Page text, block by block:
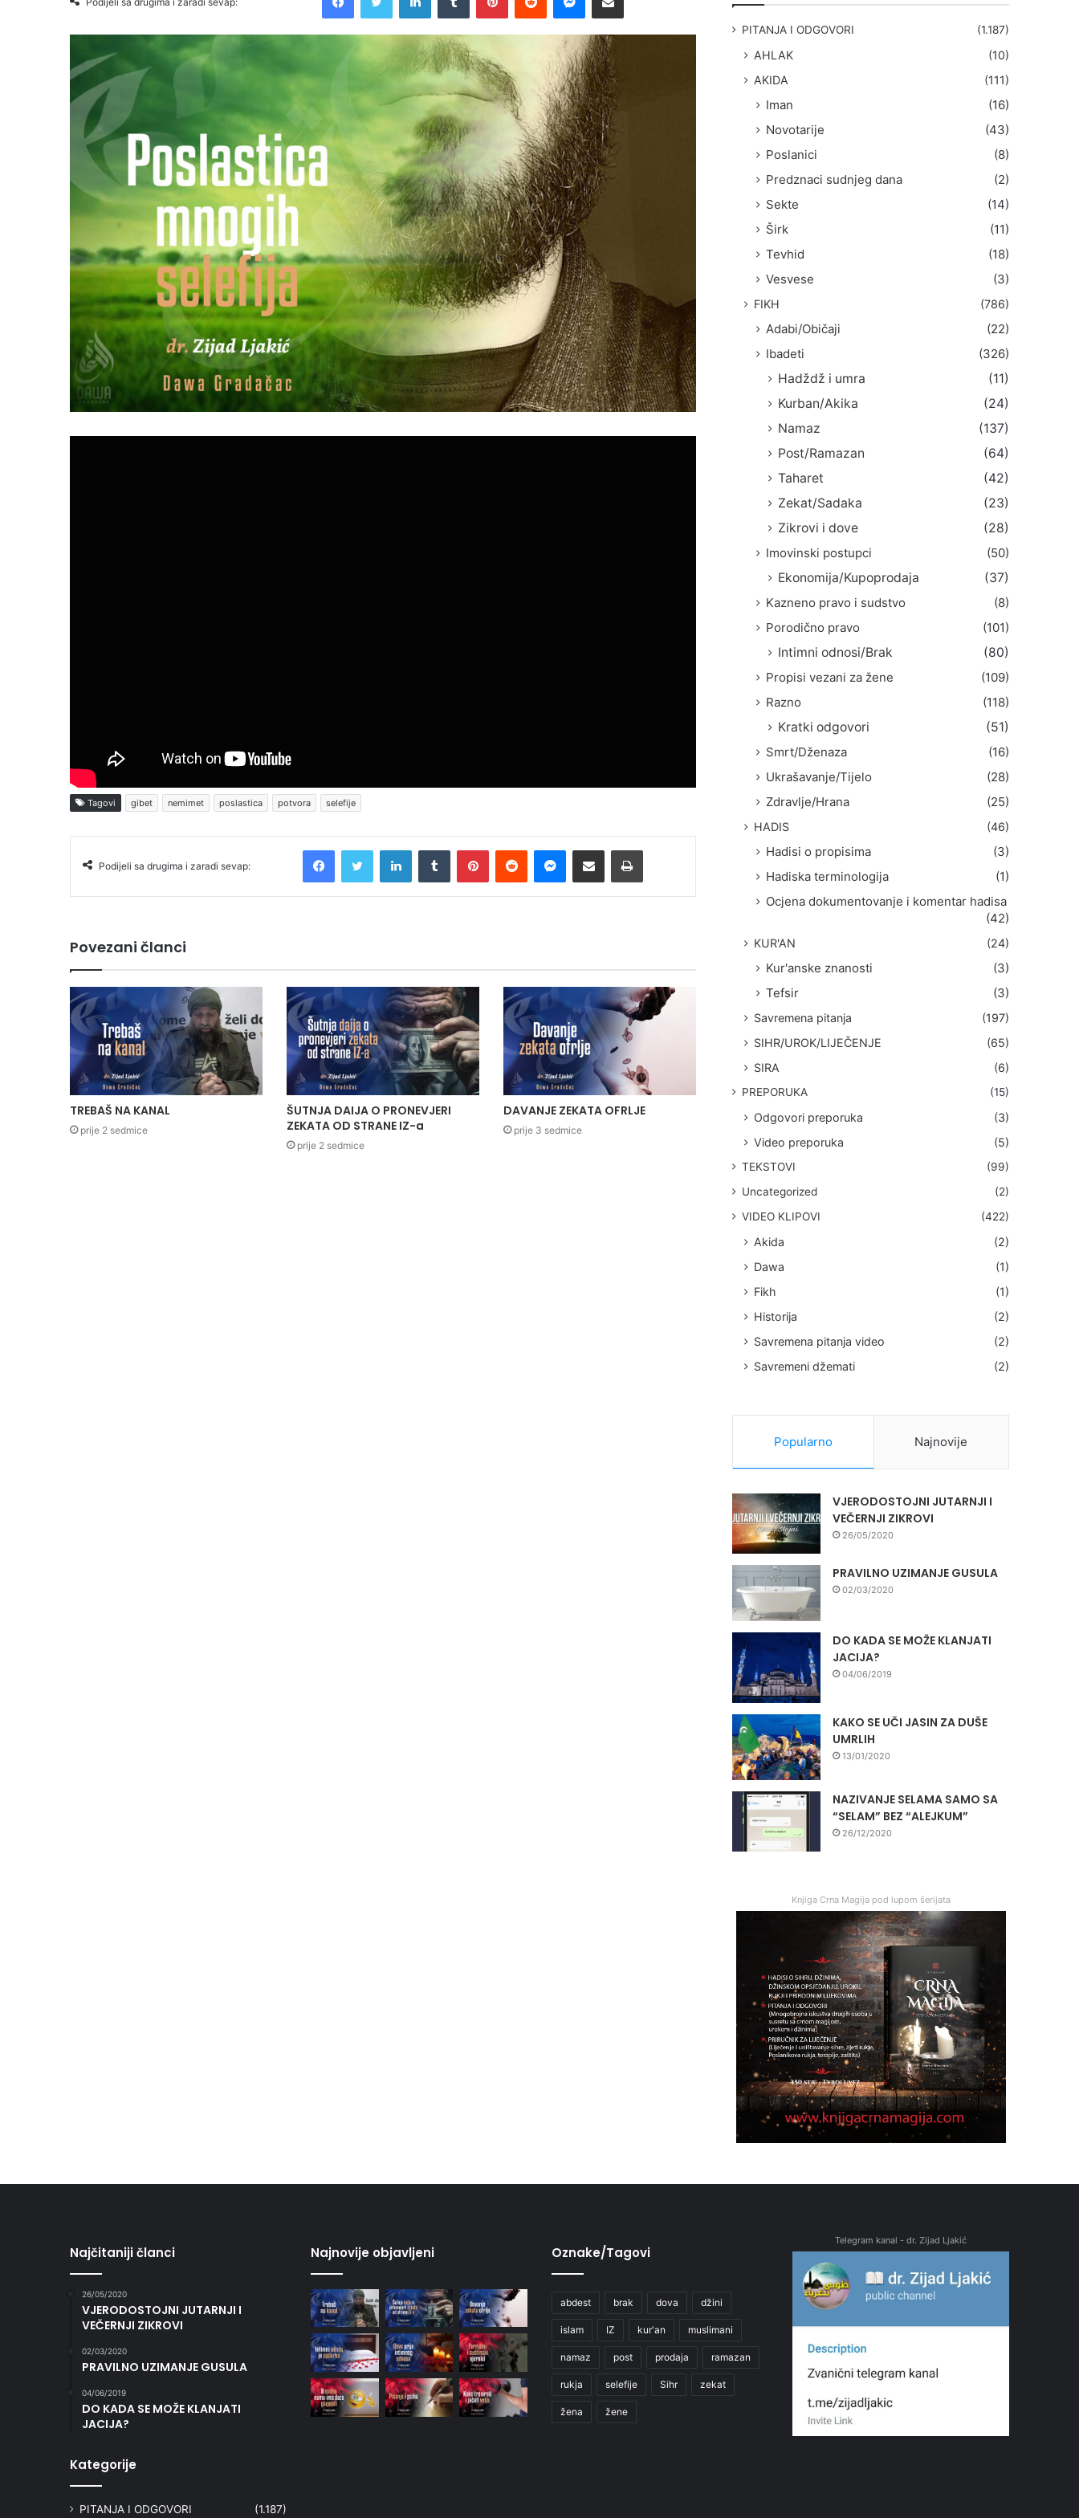
Tagovi gibet nemimet poslastica potvora selefije
Podijeli sa drugima i zaradi sevap:
Povezani članci
TREBAŠ NA KANAL
prije 2 sedmice
ŠUTNJA DAIJA O PRONEVJERI
ZEKATA OD STRANE IZ-a
prije 2 sedmice
DAVANJE ZEKATA OFRLJE
prije 3 sedmice
PITANJA I ODGOVORI (1.187)
AHLAK
(10)
AKIDA
(111)
Iman
(16)
Novotarije
(43)
Poslanici
(8)
Predznaci sudnjeg dana
(2)
Sekte
(14)
Širk
(11)
Tevhid
(18)
Vesvese
(3)
FIKH (786)
Adabi/Običaji
(22)
Ibadeti
(326)
Hadždž i umra
(11)
Kurban/Akika
(24)
Namaz
(137)
Post/Ramazan
(64)
Taharet
(42)
Zekat/Sadaka
(23)
Zikrovi i dove
(28)
Imovinski postupci
(50)
Ekonomija/Kupoprodaja
(37)
Kazneno pravo i sudstvo
(8)
Porodično pravo
(101)
Intimni odnosi/Brak
(80)
Propisi vezani za žene
(109)
Razno
(118)
Kratki odgovori
(51)
Smrt/Dženaza
(16)
Ukrašavanje/Tijelo
(28)
Zdravlje/Hrana
(25)
HADIS (46)
Hadisi o propisima
(3)
Hadiska terminologija
(1)
Ocjena dokumentovanje i komentar hadisa
(42)
KUR'AN (24)
Kur'anske znanosti
(3)
Tefsir
(3)
Savremena pitanja
(197)
SIHR/UROK/LIJEČENJE
(65)
SIRA
(6)
PREPORUKA (15)
Odgovori preporuka
(3)
Video preporuka
(5)
TEKSTOVI
(99)
Uncategorized
(2)
VIDEO KLIPOVI
(422)
Akida
(2)
Dawa
(1)
Fikh
(1)
Historija
(2)
Savremena pitanja video
(2)
Savremeni džemati
(2)
Popularno Najnovije
VJERODOSTOJNI JUTARNJI I
VEČERNJI ZIKROVI
26/05/2020
PRAVILNO UZIMANJE GUSULA
02/03/2020
DO KADA SE MOŽE KLANJATI
JACIJA?
04/06/2019
KAKO SE UČI JASIN ZA DUŠE
UMRLIH
13/01/2020
NAZIVANJE SELAMA SAMO SA
“SELAM” BEZ “ALEJKUM”
26/12/2020
Knjiga Crna Magija pod lupom šerijata
Najčitaniji članci
26/05/2020
VJERODOSTOJNI JUTARNJI I
VEČERNJI ZIKROVI
02/03/2020
PRAVILNO UZIMANJE GUSULA
04/06/2019
DO KADA SE MOŽE KLANJATI
JACIJA?
Kategorije
PITANJA I ODGOVORI (1.187)
Najnovije objavljeni Oznake/Tagovi
abdest brak dova džini
islam IZ kur'an muslimani
namaz post prodaja ramazan
rukja selefije Sihr zekat
žena žene
Telegram kanal - dr. Zijad Ljakić